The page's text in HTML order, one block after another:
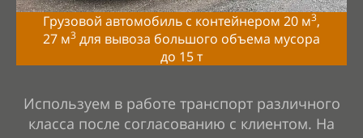
Грузовой автомобиль с контейнером 20 м3,
27 м3 для вывоза большого объема мусора
до 15т
Используем в работе транспорт различного
класса после согласованию с клиентом. На